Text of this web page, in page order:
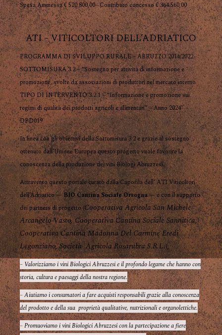
Spesa Ammessa € 520.800,00– Contributo concesso € 364.560,00
ATI – VITICOLTORI DELL’ADRIATICO
PROGRAMMA DI SVILUPPO RURALE – ABRUZZO 2014/2022
SOTTOMISURA 3.2 – “Sostegno per attività di informazione e
promozione, svolte da associazioni di produttori nel mercato interno
TIPO DI INTERVENTO 3.2.1 – “Informazione e promozione sui
regimi di qualità dei prodotti agricoli e alimentari” – Anno 2024” –
DPD019
In linea con gli obiettivi della Sottomisura 3.2 e grazie al sostegno
ottenuto dall’Unione Europea questo progetto vuole favorire la
conoscenza della produzione dei vini Biologi Abruzzesi.
Attraverso questo portale curato dalla Capofila dell’ ATI Viticoltori
dell’Adriatico —BIO Cantina Sociale Orsogna— e con il supporto
dei partners di progetto (Cooperativa Agricola San Michele
Arcangelo-Vasto, Cooperativa Cantina Sociale Sannitica,
Cooperativa Cantina Madonna Del Carmine Eredi
Legonziano, Società Agricola Rosarubra S.R.L.),
– Valorizziamo i vini Biologici Abruzzesi e il profondo legame che hanno con
storia, cultura e paesaggi della nostra regione.
– Aiutiamo i consumatori a fare acquisti responsabili grazie alla conoscenza
del prodotto e della sua proprietà qualitative, nutrizionali e organolettiche.
– Promuoviamo i vini Biologici Abruzzesi con la partecipazione a fiere